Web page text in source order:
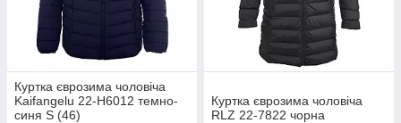
Куртка єврозима чоловіча
Kaifangelu 22-H6012 темно-
синя S (46)
Куртка єврозима чоловіча
RLZ 22-7822 чорна